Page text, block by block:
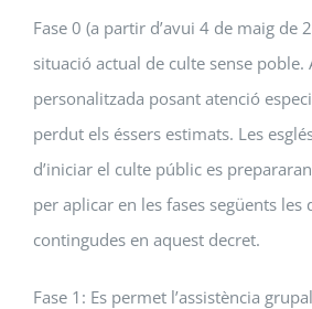
Fase 0 (a partir d’avui 4 de maig de
situació actual de culte sense poble.
personalitzada posant atenció
perdut els éssers estimats. Les
d’iniciar el culte públic es
per aplicar en les fases següents les
contingudes en aquest decret.
Fase 1: Es permet l’assistència